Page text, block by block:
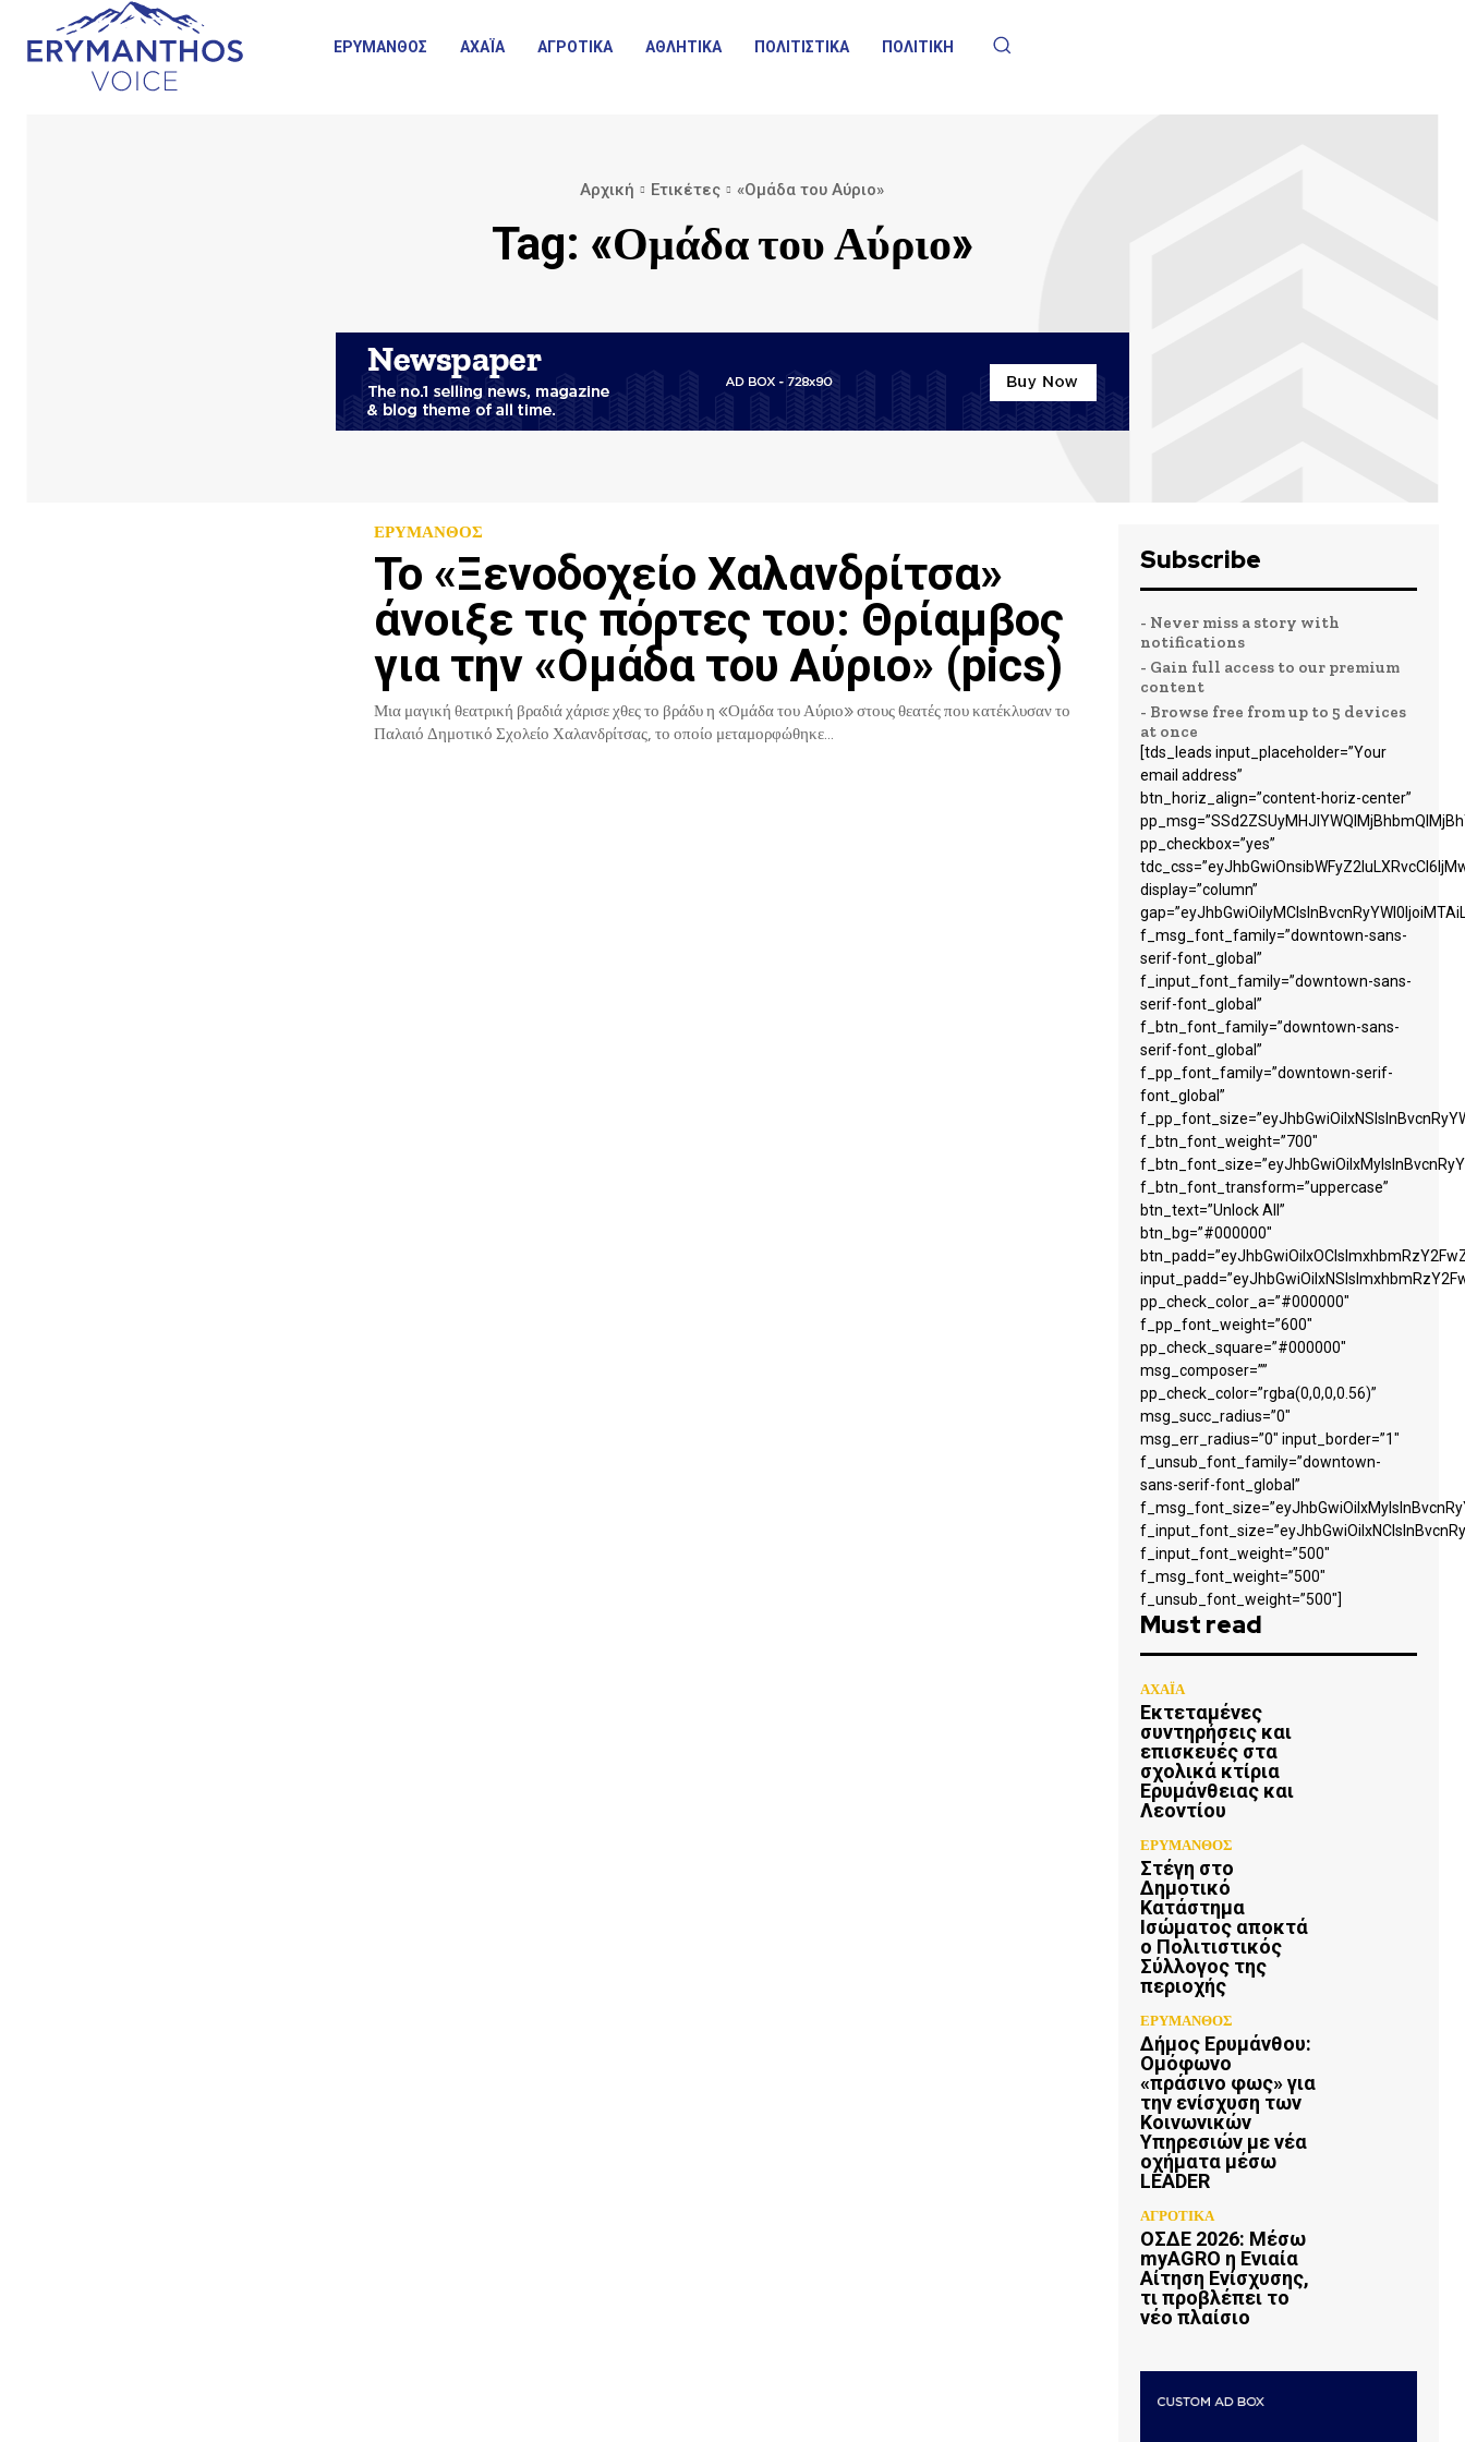
ΕΡΥΜΑΝΘΟΣ ΑΧΑΪΑ ΑΓΡΟΤΙΚΑ ΑΘΛΗΤΙΚΑ ΠΟΛΙΤΙΣΤΙΚΑ ΠΟΛΙΤΙΚΗ
Αρχική Ετικέτες «Ομάδα του Αύριο»
Tag: «Ομάδα του Αύριο»
ΕΡΥΜΑΝΘΟΣ
Το «Ξενοδοχείο Χαλανδρίτσα»
άνοιξε τις πόρτες του: Θρίαμβος
για την «Ομάδα του Αύριο» (pics)
Μια μαγική θεατρική βραδιά χάρισε χθες το βράδυ η «Ομάδα του Αύριο» στους θεατές που κατέκλυσαν το
Παλαιό Δημοτικό Σχολείο Χαλανδρίτσας, το οποίο μεταμορφώθηκε...
Subscribe
- Never miss a story with
notifications
- Gain full access to our premium
content
- Browse free from up to 5 devices
at once
[tds_leads input_placeholder=”Your
email address”
btn_horiz_align=”content-horiz-center”
pp_checkbox=”yes”
display=”column”
f_msg_font_family=”downtown-sans-
serif-font_global”
f_input_font_family=”downtown-sans-
serif-font_global”
f_btn_font_family=”downtown-sans-
serif-font_global”
f_pp_font_family=”downtown-serif-
font_global”
f_btn_font_weight=”700″
f_btn_font_transform=”uppercase”
btn_text=”Unlock All”
btn_bg=”#000000″
pp_check_color_a=”#000000″
f_pp_font_weight=”600″
pp_check_square=”#000000″
msg_composer=””
pp_check_color=”rgba(0,0,0,0.56)”
msg_succ_radius=”0″
msg_err_radius=”0″ input_border=”1″
f_unsub_font_family=”downtown-
sans-serif-font_global”
f_input_font_weight=”500″
f_msg_font_weight=”500″
f_unsub_font_weight=”500″]
Must read
ΑΧΑΪΑ
Εκτεταμένες
συντηρήσεις και
επισκευές στα
σχολικά κτίρια
Ερυμάνθειας και
Λεοντίου
ΕΡΥΜΑΝΘΟΣ
Στέγη στο
Δημοτικό
Κατάστημα
Ισώματος αποκτά
ο Πολιτιστικός
Σύλλογος της
περιοχής
ΕΡΥΜΑΝΘΟΣ
Δήμος Ερυμάνθου:
Ομόφωνο
«πράσινο φως» για
την ενίσχυση των
Κοινωνικών
Υπηρεσιών με νέα
οχήματα μέσω
LEADER
ΑΓΡΟΤΙΚΑ
ΟΣΔΕ 2026: Μέσω
myAGRO η Ενιαία
Αίτηση Ενίσχυσης,
τι προβλέπει το
νέο πλαίσιο